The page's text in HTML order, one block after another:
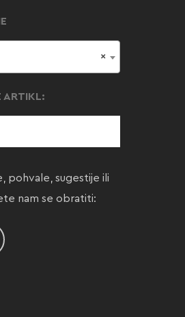
×
ARTIKL:
pohvale, sugestije ili
nam se obratiti: